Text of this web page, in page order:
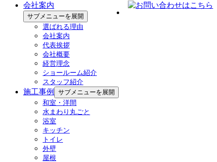
会社案内
サブメニューを展開
選ばれる理由
会社案内
代表挨拶
会社概要
経営理念
ショールーム紹介
スタッフ紹介
施工事例
サブメニューを展開
和室・洋間
水まわり丸ごと
浴室
キッチン
トイレ
外壁
屋根